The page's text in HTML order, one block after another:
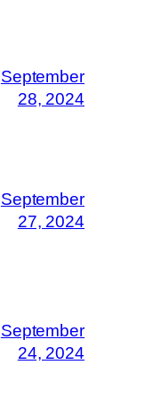
September
28, 2024
September
27, 2024
September
24, 2024